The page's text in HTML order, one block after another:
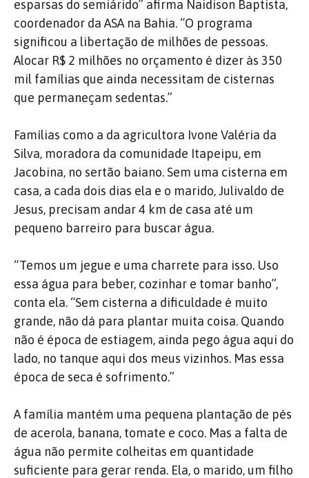
esparsas do semiárido” afirma Naidison Baptista,
coordenador da ASA na Bahia. “O programa
significou a libertação de milhões de pessoas.
Alocar R$ 2 milhões no orçamento é dizer às 350
mil famílias que ainda necessitam de cisternas
que permaneçam sedentas.”
Famílias como a da agricultora Ivone Valéria da
Silva, moradora da comunidade Itapeipu, em
Jacobina, no sertão baiano. Sem uma cisterna em
casa, a cada dois dias ela e o marido, Julivaldo de
Jesus, precisam andar 4 km de casa até um
pequeno barreiro para buscar água.
“Temos um jegue e uma charrete para isso. Uso
essa água para beber, cozinhar e tomar banho”,
conta ela. “Sem cisterna a dificuldade é muito
grande, não dá para plantar muita coisa. Quando
não é época de estiagem, ainda pego água aqui do
lado, no tanque aqui dos meus vizinhos. Mas essa
época de seca é sofrimento.”
A família mantém uma pequena plantação de pés
de acerola, banana, tomate e coco. Mas a falta de
água não permite colheitas em quantidade
suficiente para gerar renda. Ela, o marido, um filho